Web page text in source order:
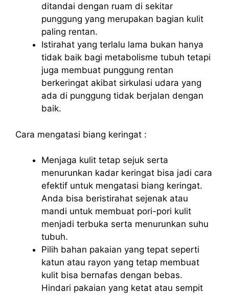
ditandai dengan ruam di sekitar
punggung yang merupakan bagian kulit
paling rentan.
Istirahat yang terlalu lama bukan hanya
tidak baik bagi metabolisme tubuh tetapi
juga membuat punggung rentan
berkeringat akibat sirkulasi udara yang
ada di punggung tidak berjalan dengan
baik.
Cara mengatasi biang keringat :
Menjaga kulit tetap sejuk serta
menurunkan kadar keringat bisa jadi cara
efektif untuk mengatasi biang keringat.
Anda bisa beristirahat sejenak atau
mandi untuk membuat pori-pori kulit
menjadi terbuka serta menurunkan suhu
tubuh.
Pilih bahan pakaian yang tepat seperti
katun atau rayon yang tetap membuat
kulit bisa bernafas dengan bebas.
Hindari pakaian yang ketat atau sempit